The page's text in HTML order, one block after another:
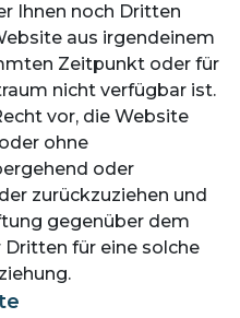
Ihnen noch Dritten
aus irgendeinem
Zeitpunkt oder für
nicht verfügbar ist.
vor, die Website
ohne
oder
zurückzuziehen und
gegenüber dem
für eine solche